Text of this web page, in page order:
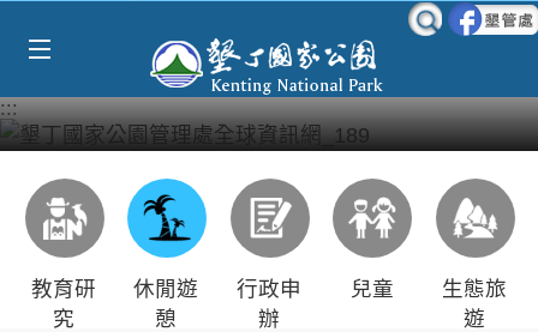
:::
教育研
究
休閒遊
憩
行政申
辦
兒童
生態旅
遊